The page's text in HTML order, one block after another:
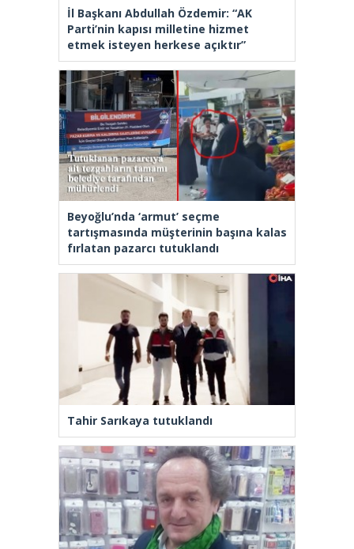
İl Başkanı Abdullah Özdemir: “AK
Parti’nin kapısı milletine hizmet
etmek isteyen herkese açıktır”
Beyoğlu’nda ‘armut’ seçme
tartışmasında müşterinin başına kalas
fırlatan pazarcı tutuklandı
Tahir Sarıkaya tutuklandı